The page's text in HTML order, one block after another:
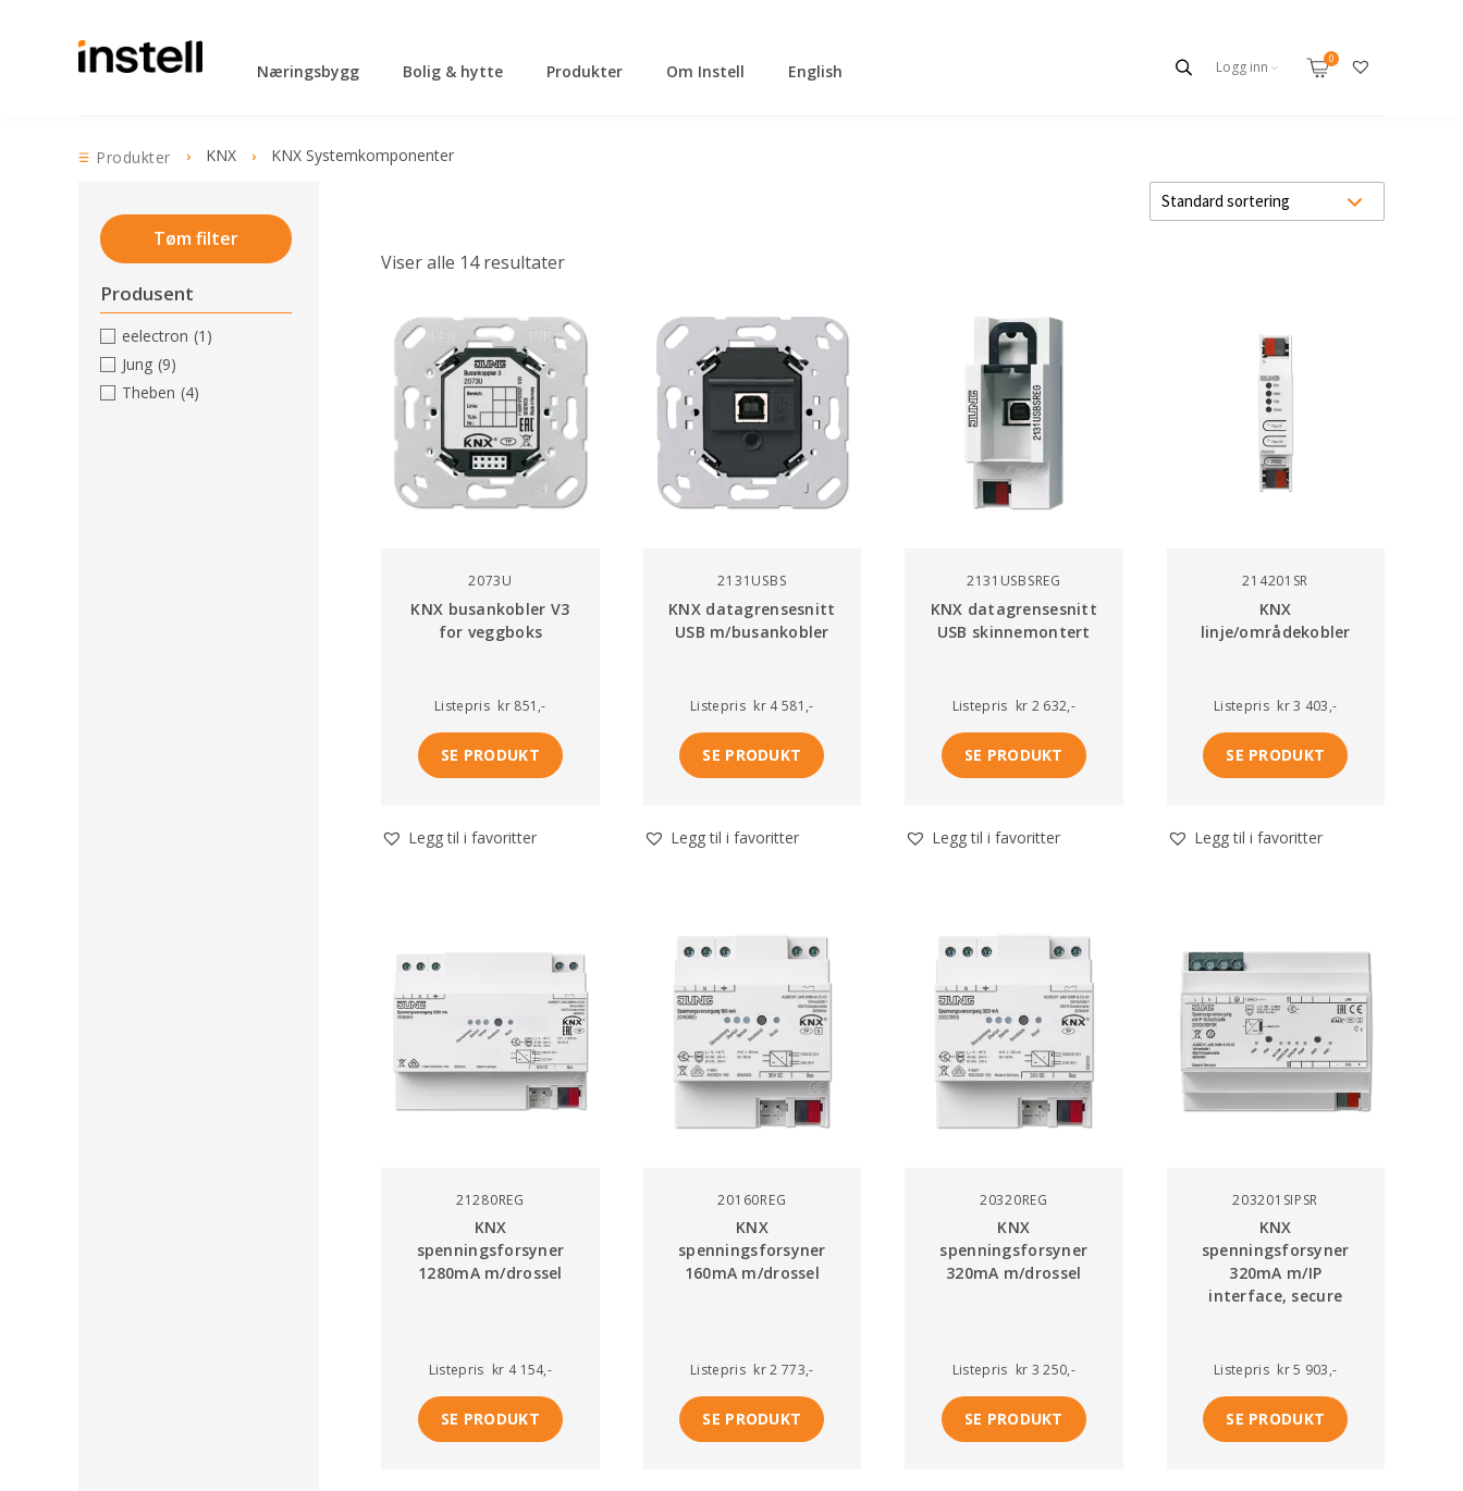
Logg inn
Næringsbygg Bolig & hytte Produkter Om Instell English
Produkter KNX KNX Systemkomponenter
Tøm filter
Produsent
eelectron (1)
Jung (9)
Theben (4)
Viser alle 14 resultater
2073U
KNX busankobler V3
for veggboks
Listepris kr 851,-
SE PRODUKT
Legg til i favoritter
2131USBS
KNX datagrensesnitt
USB m/busankobler
Listepris kr 4 581,-
SE PRODUKT
Legg til i favoritter
2131USBSREG
KNX datagrensesnitt
USB skinnemontert
Listepris kr 2 632,-
SE PRODUKT
Legg til i favoritter
214201SR
KNX
linje/områdekobler
Listepris kr 3 403,-
SE PRODUKT
Legg til i favoritter
21280REG
KNX
spenningsforsyner
1280mA m/drossel
Listepris kr 4 154,-
SE PRODUKT
20160REG
KNX
spenningsforsyner
160mA m/drossel
Listepris kr 2 773,-
SE PRODUKT
20320REG
KNX
spenningsforsyner
320mA m/drossel
Listepris kr 3 250,-
SE PRODUKT
203201SIPSR
KNX
spenningsforsyner
320mA m/IP
interface, secure
Listepris kr 5 903,-
SE PRODUKT